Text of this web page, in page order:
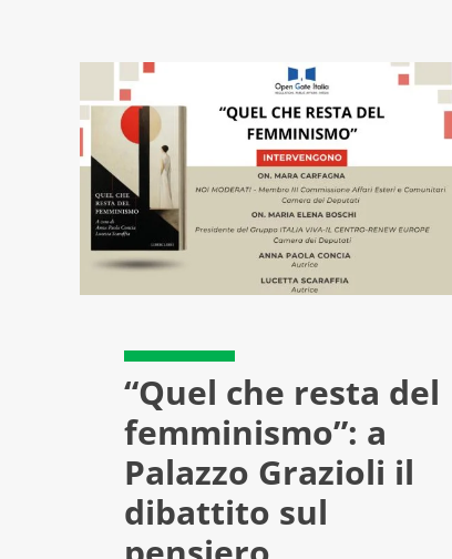
“Quel che resta del
femminismo”: a
Palazzo Grazioli il
dibattito sul